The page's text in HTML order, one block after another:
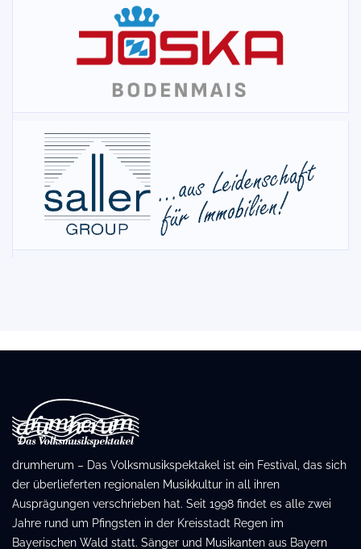
drumherum – Das Volksmusikspektakel ist ein Festival, das sich
der überlieferten regionalen Musikkultur in all ihren
Ausprägungen verschrieben hat. Seit 1998 findet es alle zwei
Jahre rund um Pfingsten in der Kreisstadt Regen im
Bayerischen Wald statt. Sänger und Musikanten aus Bayern